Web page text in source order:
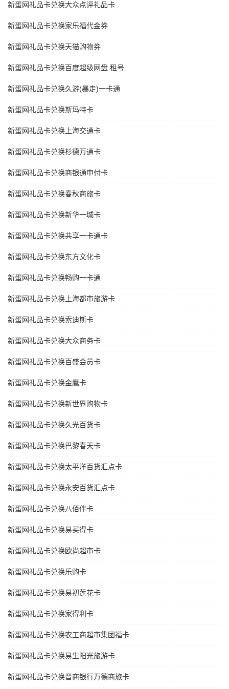
新蛋网礼品卡兑换大众点评礼品卡
新蛋网礼品卡兑换家乐福代金券
新蛋网礼品卡兑换天猫购物券
新蛋网礼品卡兑换百度超级网盘 租号
新蛋网礼品卡兑换久游(暴走)一卡通
新蛋网礼品卡兑换斯玛特卡
新蛋网礼品卡兑换上海交通卡
新蛋网礼品卡兑换杉德万通卡
新蛋网礼品卡兑换商银通申付卡
新蛋网礼品卡兑换春秋商旅卡
新蛋网礼品卡兑换新华一城卡
新蛋网礼品卡兑换共享一卡通卡
新蛋网礼品卡兑换东方文化卡
新蛋网礼品卡兑换畅购一卡通
新蛋网礼品卡兑换上海都市旅游卡
新蛋网礼品卡兑换索迪斯卡
新蛋网礼品卡兑换大众商务卡
新蛋网礼品卡兑换百盛会员卡
新蛋网礼品卡兑换金鹰卡
新蛋网礼品卡兑换新世界购物卡
新蛋网礼品卡兑换久光百货卡
新蛋网礼品卡兑换巴黎春天卡
新蛋网礼品卡兑换太平洋百货汇点卡
新蛋网礼品卡兑换永安百货汇点卡
新蛋网礼品卡兑换八佰伴卡
新蛋网礼品卡兑换易买得卡
新蛋网礼品卡兑换欧尚超市卡
新蛋网礼品卡兑换乐购卡
新蛋网礼品卡兑换易初莲花卡
新蛋网礼品卡兑换家得利卡
新蛋网礼品卡兑换农工商超市集团福卡
新蛋网礼品卡兑换易生阳光旅游卡
新蛋网礼品卡兑换晋商银行万德商旅卡